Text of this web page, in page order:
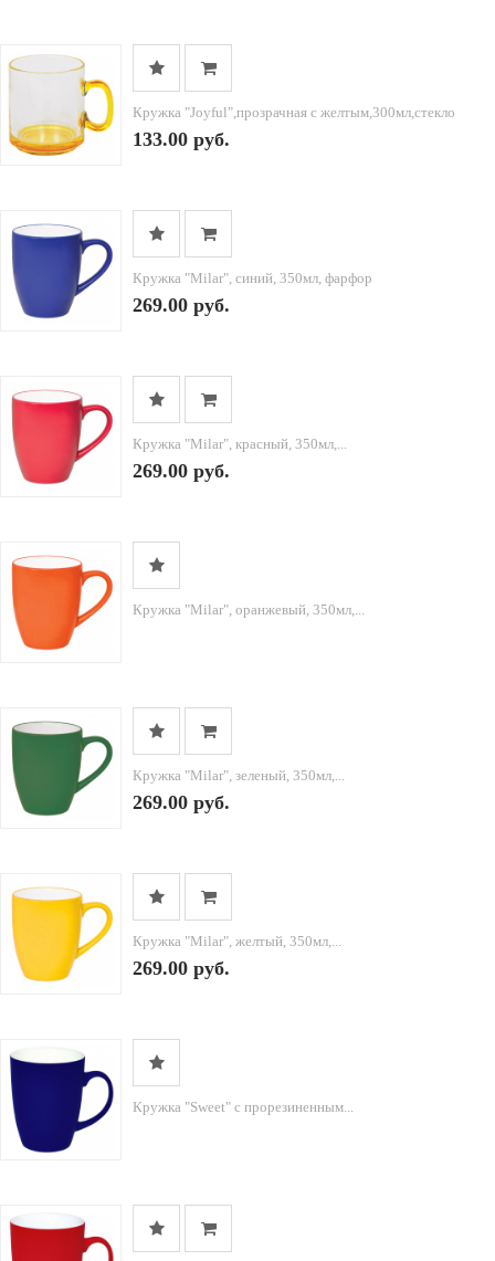
Кружка "Joyful",прозрачная с желтым,300мл,стекло
133.00 руб.
Кружка "Milar", синий, 350мл, фарфор
269.00 руб.
Кружка "Milar", красный, 350мл,...
269.00 руб.
Кружка "Milar", оранжевый, 350мл,...
Кружка "Milar", зеленый, 350мл,...
269.00 руб.
Кружка "Milar", желтый, 350мл,...
269.00 руб.
Кружка "Sweet" с прорезиненным...